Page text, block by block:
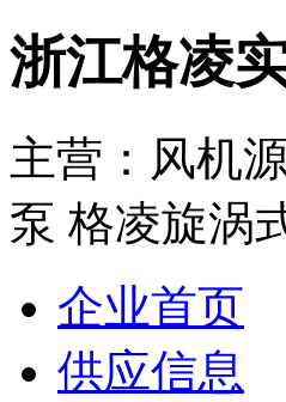
浙江格凌
主营：风机
泵 格凌旋涡
企业首页
供应信息